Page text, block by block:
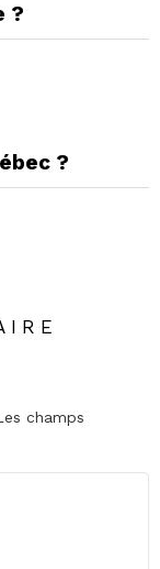
?
?
champs